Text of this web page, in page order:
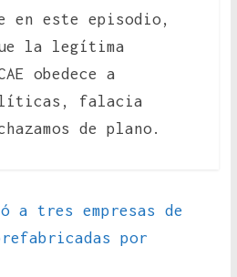
en este episodio,
la legítima
obedece a
falacia
de plano.
a tres empresas de
por